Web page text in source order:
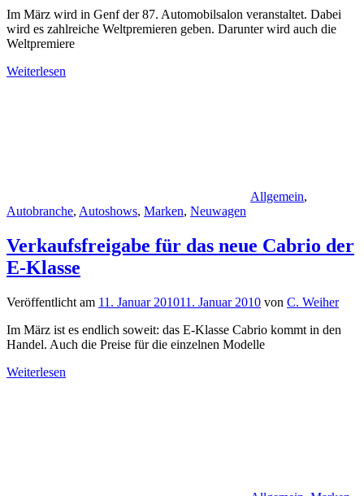
Im März wird in Genf der 87. Automobilsalon veranstaltet. Dabei
wird es zahlreiche Weltpremieren geben. Darunter wird auch die
Weltpremiere
Weiterlesen
Allgemein,
Autobranche, Autoshows, Marken, Neuwagen
Verkaufsfreigabe für das neue Cabrio der
E-Klasse
Veröffentlicht am 11. Januar 201011. Januar 2010 von C. Weiher
Im März ist es endlich soweit: das E-Klasse Cabrio kommt in den
Handel. Auch die Preise für die einzelnen Modelle
Weiterlesen